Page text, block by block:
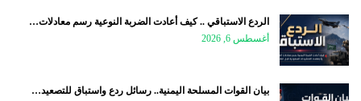
الردع الاستباقي .. كيف أعادت الضربة النوعية رسم معادلات…
أغسطس 6, 2026
بيان القوات المسلحة اليمنية.. رسائل ردع واستباق للتصعيد…